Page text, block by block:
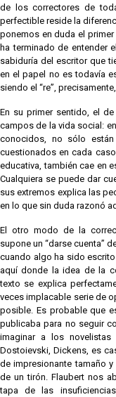
de los correctores de
perfectible reside la
ponemos en duda el
ha terminado de entender
sabiduría del escritor que
en el papel no es todavía
siendo el “re”,
En su primer sentido, el
campos de la vida social:
conocidos, no sólo están
cuestionados en cada
educativa, también cae en
Cualquiera se puede dar
sus extremos explica las
en lo que sin duda razonó
El otro modo de la
supone un “darse cuenta”
cuando algo ha sido
aquí donde la idea de la
texto se explica
veces implacable serie de
posible. Es probable que
publicaba para no seguir
imaginar a los novelistas
Dostoievski, Dickens, es
de impresionante tamaño
de un tirón. Flaubert nos
tapa de las